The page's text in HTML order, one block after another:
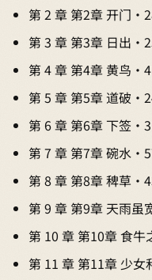
第 2 章 第2章 开门 ·
第 3 章 第3章 日出 ·
第 4 章 第4章 黄鸟 ·
第 5 章 第5章 道破 ·
第 6 章 第6章 下签 ·
第 7 章 第7章 碗水 ·
第 8 章 第8章 稗草 ·
第 9 章 第9章 天雨虽
第 10 章 第10章 食牛
第 11 章 第11章 少女